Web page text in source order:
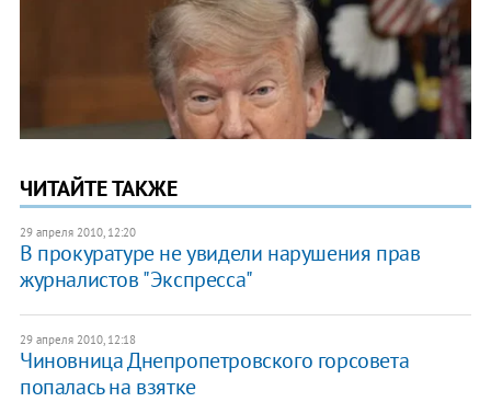
ЧИТАЙТЕ ТАКЖЕ
29 апреля 2010, 12:20
В прокуратуре не увидели нарушения прав
журналистов "Экспресса"
29 апреля 2010, 12:18
Чиновница Днепропетровского горсовета
попалась на взятке